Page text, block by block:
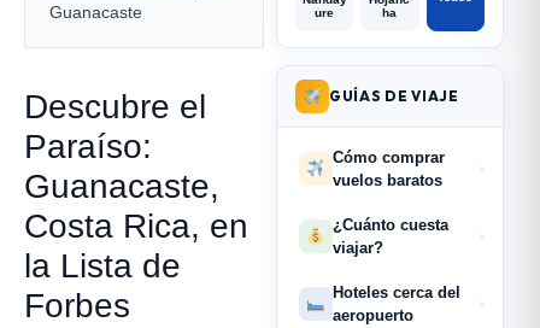
Guanacaste
Descubre el
Paraíso:
Guanacaste,
Costa Rica, en
la Lista de
Forbes
ure
ha
GUÍAS DE VIAJE
Cómo comprar
vuelos baratos
›
¿Cuánto cuesta
viajar?
›
Hoteles cerca del
aeropuerto
›